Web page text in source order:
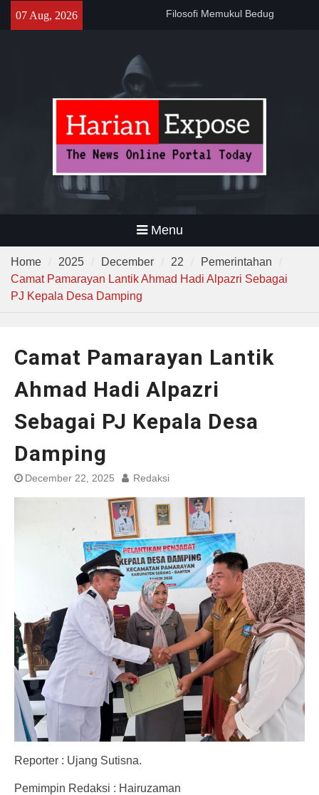
07 Aug, 2026
141 Tahun Stasiun Slawi : “Dari
Narkoba di Sekolah Kebayoran
Tuntas
Menu
Home 2025 December 22
Pemerintahan
Camat Pamarayan Lantik Ahmad Hadi Alpazri Sebagai
PJ Kepala Desa Damping
Camat Pamarayan Lantik
Ahmad Hadi Alpazri
Sebagai PJ Kepala Desa
Damping
December 22, 2025 Redaksi
Reporter : Ujang Sutisna.
Pemimpin Redaksi : Hairuzaman